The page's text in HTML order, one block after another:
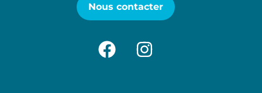
Nous contacter